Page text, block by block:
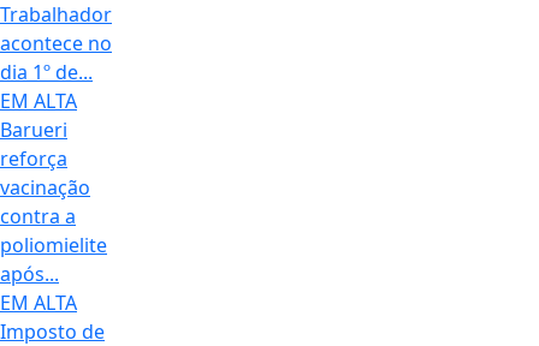
Trabalhador
acontece no
dia 1º de...
EM ALTA
Barueri
reforça
vacinação
contra a
poliomielite
após...
EM ALTA
Imposto de